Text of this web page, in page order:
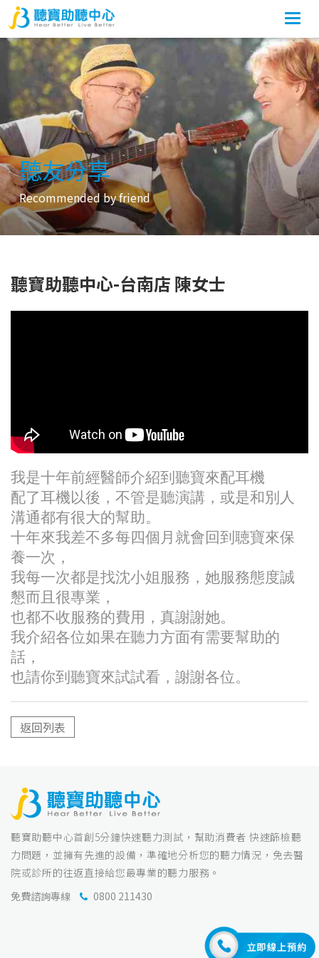
聽友分享
Recommended by friend
聽寶助聽中心-台南店 陳女士
我是十年前經醫師介紹到聽寶來配耳機
配了耳機以後，不管是聽演講，或是和別人
溝通都有很大的幫助。
十年來我差不多每四個月就會回到聴寶來保
養一次，
我每一次都是找沈小姐服務，她服務態度誠
懇而且很專業，
也都不收服務的費用，真謝謝她。
我介紹各位如果在聽力方面有需要幫助的
話，
也請你到聽寶來試試看，謝謝各位。
返回列表
聽寶助聽中心首創5分鐘快速聽力測試，幫助消費者 快速篩檢聽
力問題，並擁有先進的設備，準確地分析您的聽力情況，免去醫
院或診所的往返直接給您最專業的聽力服務。
免費諮詢專線
0800 211430